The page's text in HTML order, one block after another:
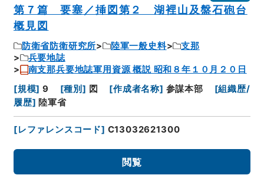
第７篇 要塞／挿図第２ 湖裡山及盤石砲台
概見図
防衛省防衛研究所 陸軍一般史料
支那
兵要地誌
南支那兵要地誌軍用資源 概説 昭和８年１０月２０日
[規模] 9 [種別 ] 図 [作成者名称] 参謀本部 [組織歴/
履歴] 陸軍省
[レファレンスコード] C13032621300
閲覧